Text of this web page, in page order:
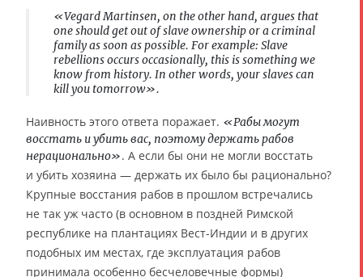
«Vegard Martinsen, on the other hand, argues that
one should get out of slave ownership or a criminal
family as soon as possible. For example: Slave
rebellions occurs occasionally, this is something we
know from history. In other words, your slaves can
kill you tomorrow».
Наивность этого ответа поражает. «Рабы могут
восстать и убить вас, поэтому держать рабов
нерационально». А если бы они не могли восстать
и убить хозяина — держать их было бы рационально?
Крупные восстания рабов в прошлом встречались
не так уж часто (в основном в поздней Римской
республике на плантациях Вест-Индии и в других
подобных им местах, где эксплуатация рабов
принимала особенно бесчеловечные формы)